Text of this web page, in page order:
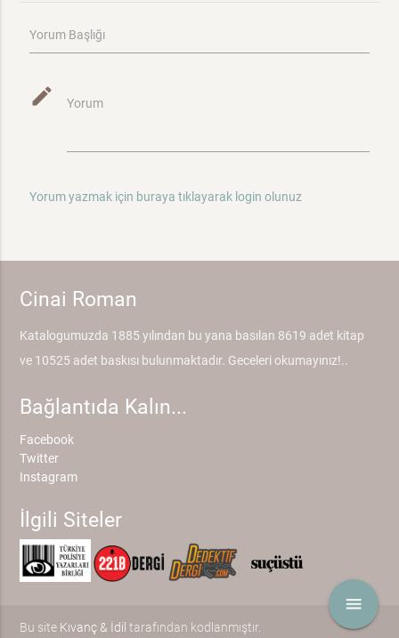
menu
Yorum Başlığı
mode_edit Yorum
Yorum yazmak için buraya tıklayarak login olunuz
Cinai Roman
Katalogumuzda 1885 yılından bu yana basılan 8619 adet kitap
ve 10525 adet baskısı bulunmaktadır. Geceleri okumayınız!..
Bağlantıda Kalın...
Facebook
Twitter
Instagram
İlgili Siteler
Bu site Kıvanç & İdil tarafından kodlanmıştır.